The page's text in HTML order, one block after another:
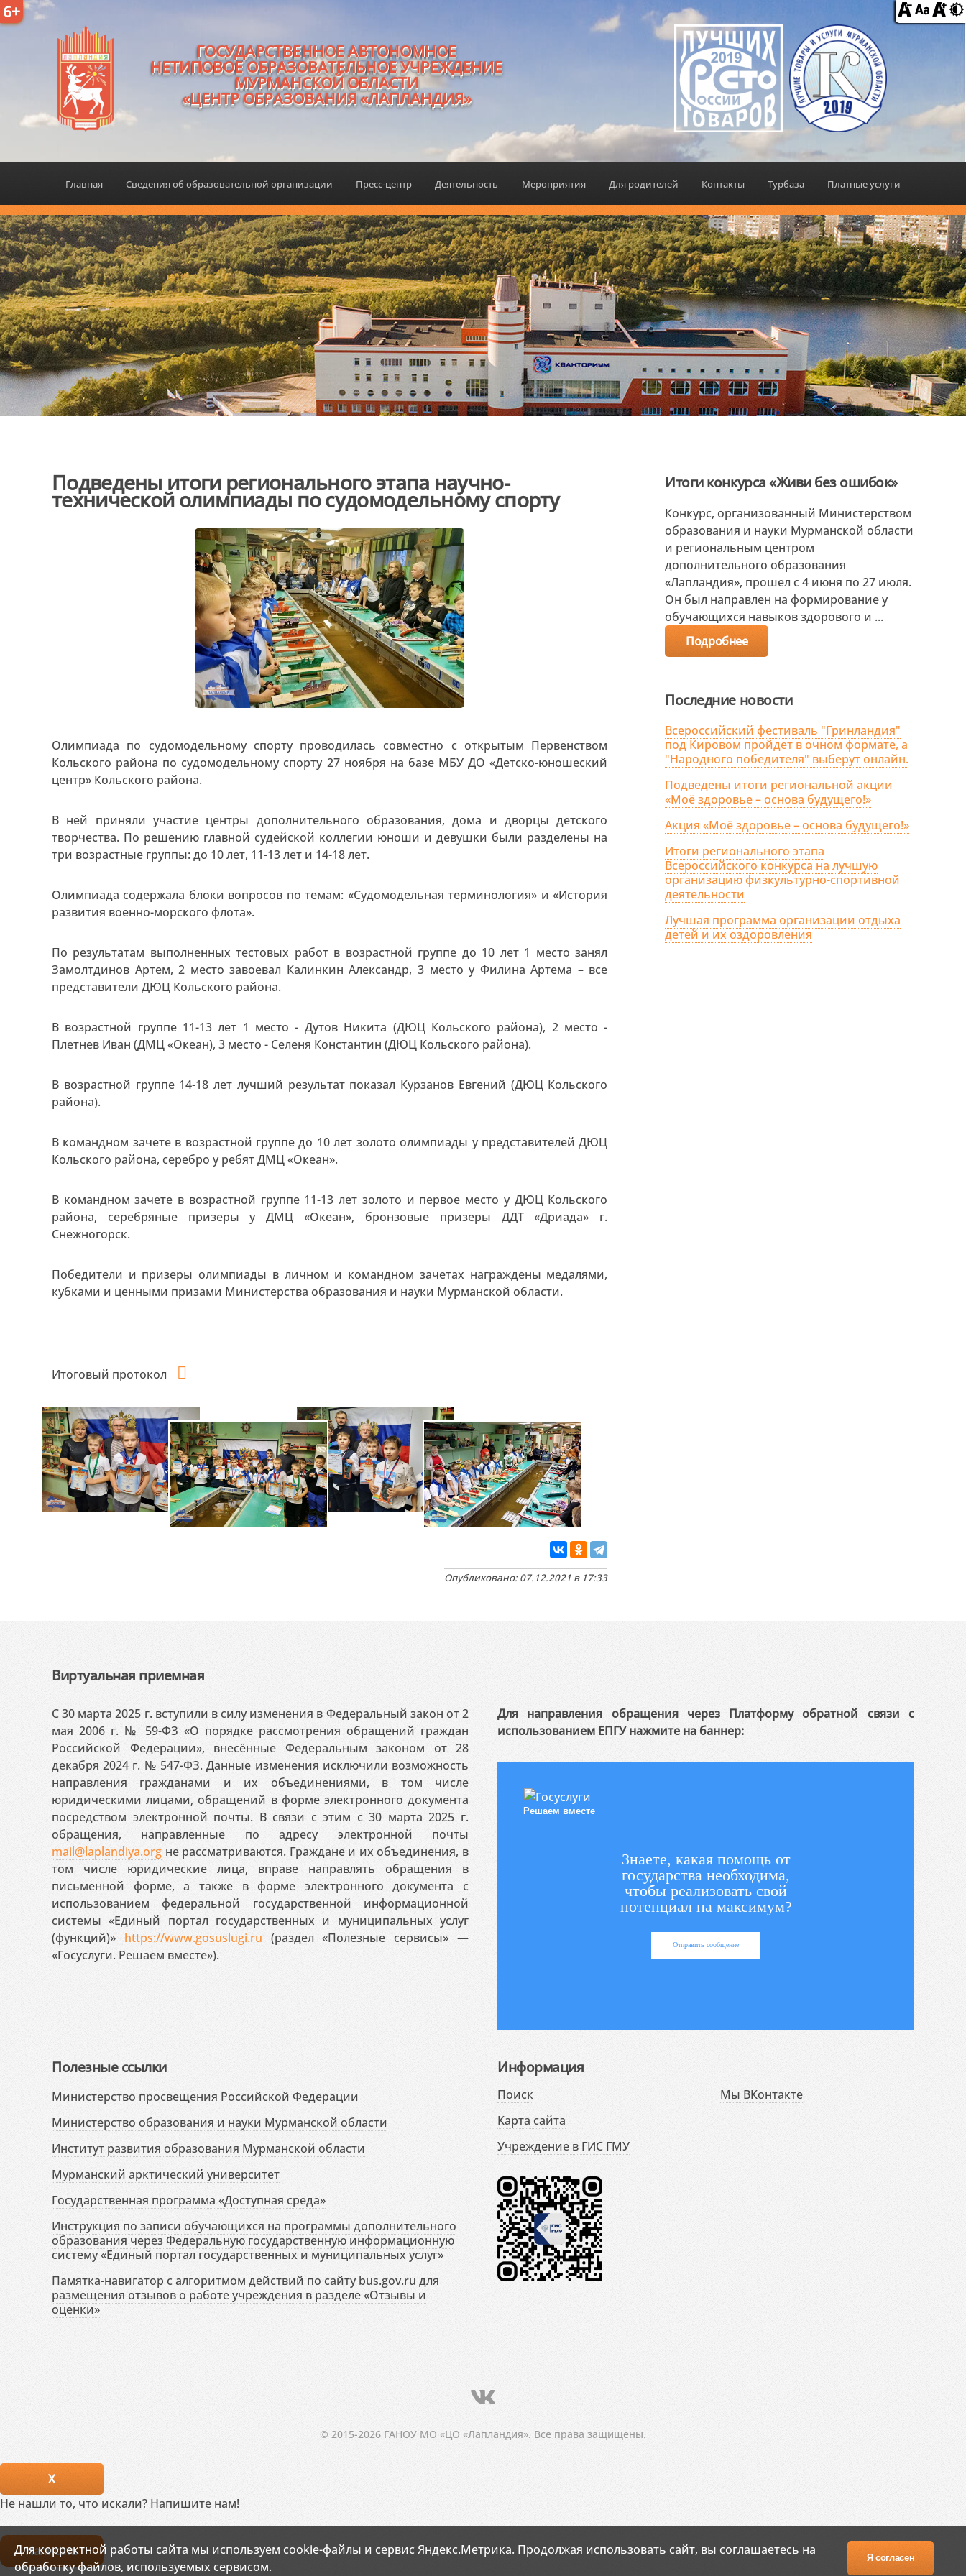
6+
ГОСУДАРСТВЕННОЕ АВТОНОМНОЕ
НЕТИПОВОЕ ОБРАЗОВАТЕЛЬНОЕ УЧРЕЖДЕНИЕ
МУРМАНСКОЙ ОБЛАСТИ
«ЦЕНТР ОБРАЗОВАНИЯ «ЛАПЛАНДИЯ»
Главная Сведения об образовательной организации Пресс-центр Деятельность Мероприятия Для родителей Контакты Турбаза Платные услуги
Подведены итоги регионального этапа научно-
технической олимпиады по судомодельному спорту
Олимпиада по судомодельному спорту проводилась совместно с открытым Первенством
Кольского района по судомодельному спорту 27 ноября на базе МБУ ДО «Детско-юношеский
центр» Кольского района.
В ней приняли участие центры дополнительного образования, дома и дворцы детского
творчества. По решению главной судейской коллегии юноши и девушки были разделены на
три возрастные группы: до 10 лет, 11-13 лет и 14-18 лет.
Олимпиада содержала блоки вопросов по темам: «Судомодельная терминология» и «История
развития военно-морского флота».
По результатам выполненных тестовых работ в возрастной группе до 10 лет 1 место занял
Замолтдинов Артем, 2 место завоевал Калинкин Александр, 3 место у Филина Артема – все
представители ДЮЦ Кольского района.
В возрастной группе 11-13 лет 1 место - Дутов Никита (ДЮЦ Кольского района), 2 место -
Плетнев Иван (ДМЦ «Океан), 3 место - Селеня Константин (ДЮЦ Кольского района).
В возрастной группе 14-18 лет лучший результат показал Курзанов Евгений (ДЮЦ Кольского
района).
В командном зачете в возрастной группе до 10 лет золото олимпиады у представителей ДЮЦ
Кольского района, серебро у ребят ДМЦ «Океан».
В командном зачете в возрастной группе 11-13 лет золото и первое место у ДЮЦ Кольского
района, серебряные призеры у ДМЦ «Океан», бронзовые призеры ДДТ «Дриада» г.
Снежногорск.
Победители и призеры олимпиады в личном и командном зачетах награждены медалями,
кубками и ценными призами Министерства образования и науки Мурманской области.
Итоговый протокол
Опубликовано: 07.12.2021 в 17:33
Итоги конкурса «Живи без ошибок»
Конкурс, организованный Министерством
образования и науки Мурманской области
и региональным центром
дополнительного образования
«Лапландия», прошел с 4 июня по 27 июля.
Он был направлен на формирование у
обучающихся навыков здорового и ...
Подробнее
Последние новости
Всероссийский фестиваль "Гринландия"
под Кировом пройдет в очном формате, а
"Народного победителя" выберут онлайн.
Подведены итоги региональной акции
«Моё здоровье – основа будущего!»
Акция «Моё здоровье – основа будущего!»
Итоги регионального этапа
Всероссийского конкурса на лучшую
организацию физкультурно-спортивной
деятельности
Лучшая программа организации отдыха
детей и их оздоровления
Виртуальная приемная
С 30 марта 2025 г. вступили в силу изменения в Федеральный закон от 2
мая 2006 г. № 59-ФЗ «О порядке рассмотрения обращений граждан
Российской Федерации», внесённые Федеральным законом от 28
декабря 2024 г. № 547-ФЗ. Данные изменения исключили возможность
направления гражданами и их объединениями, в том числе
юридическими лицами, обращений в форме электронного документа
посредством электронной почты. В связи с этим с 30 марта 2025 г.
обращения, направленные по адресу электронной почты
mail@laplandiya.org не рассматриваются. Граждане и их объединения, в
том числе юридические лица, вправе направлять обращения в
письменной форме, а также в форме электронного документа с
использованием федеральной государственной информационной
системы «Единый портал государственных и муниципальных услуг
(функций)» https://www.gosuslugi.ru (раздел «Полезные сервисы» —
«Госуслуги. Решаем вместе»).
Для направления обращения через Платформу обратной связи с
использованием ЕПГУ нажмите на баннер:
Решаем вместе
Знаете, какая помощь от
государства необходима,
чтобы реализовать свой
потенциал на максимум?
Отправить сообщение
Полезные ссылки
Министерство просвещения Российской Федерации
Министерство образования и науки Мурманской области
Институт развития образования Мурманской области
Мурманский арктический университет
Государственная программа «Доступная среда»
Инструкция по записи обучающихся на программы дополнительного
образования через Федеральную государственную информационную
систему «Единый портал государственных и муниципальных услуг»
Памятка-навигатор с алгоритмом действий по сайту bus.gov.ru для
размещения отзывов о работе учреждения в разделе «Отзывы и
оценки»
Информация
Поиск
Карта сайта
Учреждение в ГИС ГМУ
Мы ВКонтакте
© 2015-2026 ГАНОУ МО «ЦО «Лапландия». Все права защищены.
Для корректной работы сайта мы используем cookie-файлы и сервис Яндекс.Метрика. Продолжая использовать сайт, вы соглашаетесь на
обработку файлов, используемых сервисом.
Я согласен
X
Не нашли то, что искали? Напишите нам!
Написать